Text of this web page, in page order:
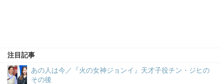
注目記事
あの人は今／『火の女神ジョンイ』天才子役チン・ジヒの
その後